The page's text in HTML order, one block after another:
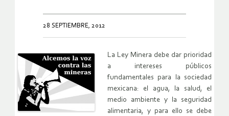
28 SEPTIEMBRE, 2012
La Ley Minera debe dar prioridad
a intereses públicos
fundamentales para la sociedad
mexicana: el agua, la salud, el
medio ambiente y la seguridad
alimentaria, y para ello se debe